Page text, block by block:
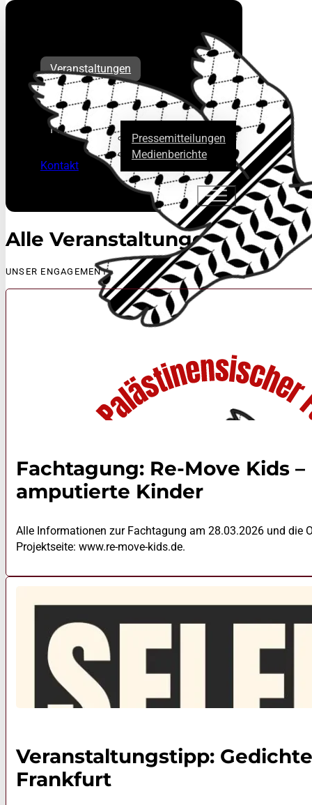
Veranstaltungen
Über uns
Presse
Pressemitteilungen
Medienberichte
Kontakt
Alle Veranstaltungen
UNSER ENGAGEMENT IM ÜBERBLICK
Fachtagung: Re-Move Kids
amputierte Kinder
Alle Informationen zur Fachtagung am 28.03.2026 und die
Projektseite: www.re-move-kids.de.
Veranstaltungstipp:
Frankfurt